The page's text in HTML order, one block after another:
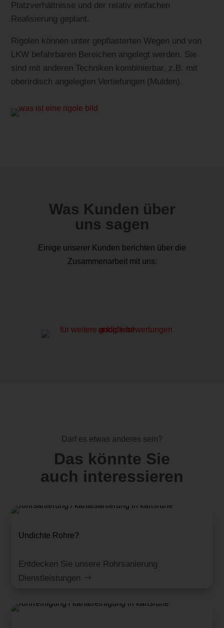
Platzverhältnisse und der relativ einfachen
Realisierung geplant.
Rigolen können unter gepflasterten Wegen und von
LKW befahrbaren Bereichen angelegt werden. Sie
sind mit anderen Techniken kombinierbar, z.B. mit
oberirdisch angelegten Vertiefungen (Mulden).
Was Kunden über
uns sagen
Einige unserer Kunden berichten über die
Zusammenarbeit mit uns:
Darf es etwas anderes sein?
Das könnte Sie
auch interessieren
Undichte Rohre?
Entdecken Sie unsere Rohrsanierung
Dienstleistungen